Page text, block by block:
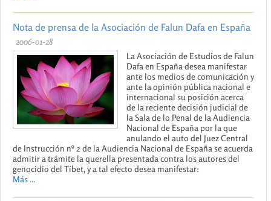
Nota de prensa de la Asociación de Falun Dafa en España
2006-01-28
La Asociación de Estudios de Falun
Dafa en España desea manifestar
ante los medios de comunicación y
ante la opinión pública nacional e
internacional su posición acerca
de la reciente decisión judicial de
la Sala de lo Penal de la Audiencia
Nacional de España por la que
anulando el auto del Juez Central
de Instrucción nº 2 de la Audiencia Nacional de España se acuerda
admitir a trámite la querella presentada contra los autores del
genocidio del Tíbet, y a tal efecto desea manifestar:
Más ...